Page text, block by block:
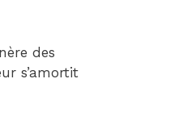
des
s’amortit